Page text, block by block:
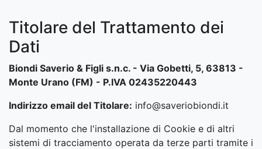
Titolare del Trattamento dei
Dati
Biondi Saverio & Figli s.n.c. - Via Gobetti, 5, 63813 -
Monte Urano (FM) - P.IVA 02435220443
Indirizzo email del Titolare: info@saveriobiondi.it
Dal momento che l'installazione di Cookie e di altri
sistemi di tracciamento operata da terze parti tramite i